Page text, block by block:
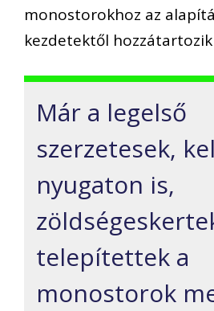
monostorokhoz az
kezdetektől
Már a legelső
szerzetesek,
nyugaton is,
telepítettek a
monostorok